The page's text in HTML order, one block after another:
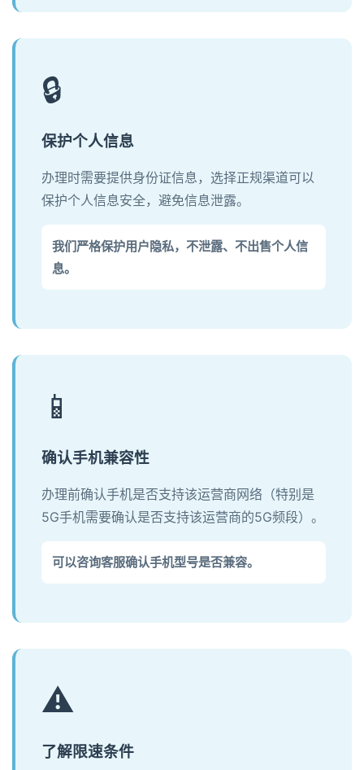
🔒
保护个人信息
办理时需要提供身份证信息，选择正规渠道可以
保护个人信息安全，避免信息泄露。
我们严格保护用户隐私，不泄露、不出售个人信
息。
📱
确认手机兼容性
办理前确认手机是否支持该运营商网络（特别是
5G手机需要确认是否支持该运营商的5G频段）。
可以咨询客服确认手机型号是否兼容。
⚠️
了解限速条件